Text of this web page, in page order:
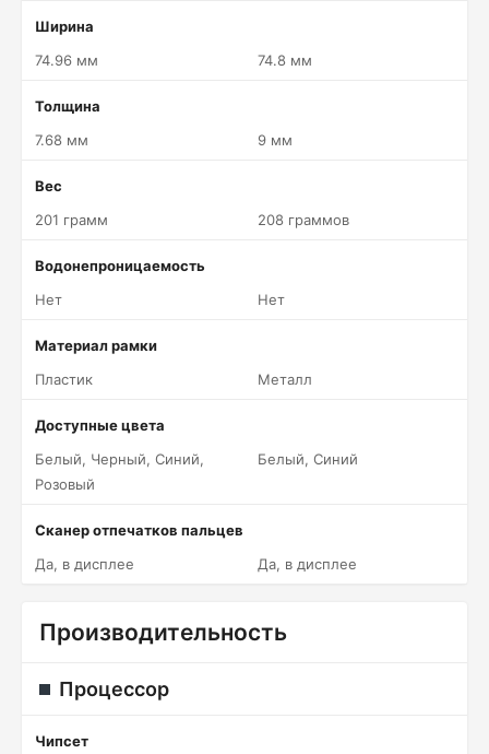
Ширина
74.96 мм
74.8 мм
Толщина
7.68 мм
9 мм
Вес
201 грамм
208 граммов
Водонепроницаемость
Нет
Нет
Материал рамки
Пластик
Металл
Доступные цвета
Белый, Черный, Синий,
Розовый
Белый, Синий
Сканер отпечатков пальцев
Да, в дисплее
Да, в дисплее
Производительность
Процессор
Чипсет